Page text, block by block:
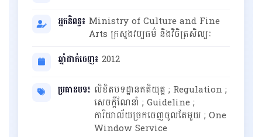
អ្នកនិពន្ធ៖ Ministry of Culture and Fine
Arts ក្រសួងវប្បធម៌ និងវិចិត្រសិល្បៈ
ឆ្នាំដាក់ចេញ៖ 2012
ប្រធានបទ៖ លិខិតបទដ្ឋានគតិយុត្ត ; Regulation ;
សេចក្តីណែនាំ ; Guideline ;
ការិយាល័យច្រកចេញចូលតែមួយ ; One
Window Service